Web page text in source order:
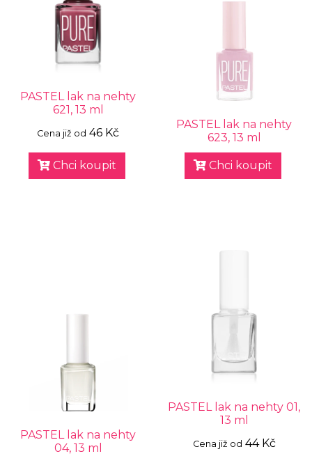
PASTEL lak na nehty
621, 13 ml
Cena již od 46 Kč
Chci koupit
PASTEL lak na nehty
623, 13 ml
Chci koupit
PASTEL lak na nehty
04, 13 ml
PASTEL lak na nehty 01,
13 ml
Cena již od 44 Kč